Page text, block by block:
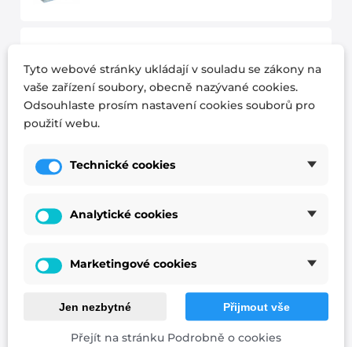
matrace BAHAMA
matrace Fit Style
Tyto webové stránky ukládají v souladu se zákony na
vaše zařízení soubory, obecně nazývané cookies.
Odsouhlaste prosím nastavení cookies souborů pro
použití webu.
Technické cookies
Analytické cookies
Marketingové cookies
Jen nezbytné Přijmout vše
Přejít na stránku Podrobně o cookies